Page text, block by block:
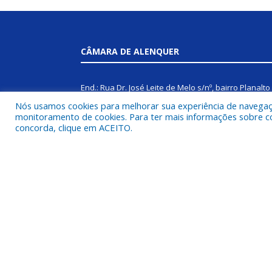
CÂMARA DE ALENQUER
End.: Rua Dr. José Leite de Melo s/nº, bairro Planalto
CEP: 68200-000
Nós usamos cookies para melhorar sua experiência de
monitoramento de cookies. Para ter mais informações sobre
concorda, clique em ACEITO.